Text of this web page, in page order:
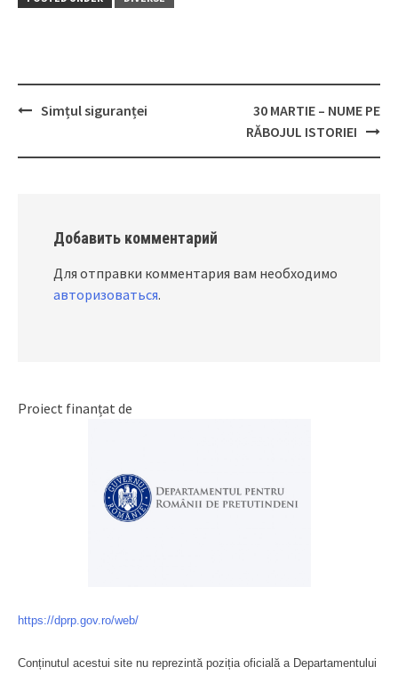
navigation
Simțul siguranței
30 MARTIE – NUME PE
RĂBOJUL ISTORIEI
Добавить комментарий
Для отправки комментария вам необходимо
авторизоваться.
Proiect finanțat de
https://dprp.gov.ro/web/
Conținutul acestui site nu reprezintă poziția oficială a Departamentului